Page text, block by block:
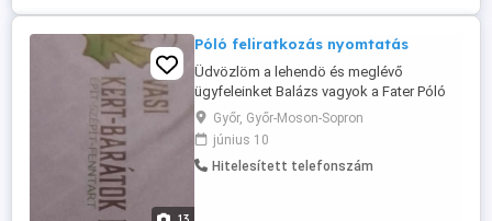
Póló feliratkozás nyomtatás
Üdvözlöm a lehendö és meglévő
ügyfeleinket Balázs vagyok a Fater Póló
tol válalom cégek vállalkozások
egyesületek magán személy részére póló
pulóver munkás ruhák feliratkozás
szülinapi párna bögre puzzle baseball
Győr, Győr-Moson-Sopron
június 10
Hitelesített telefonszám